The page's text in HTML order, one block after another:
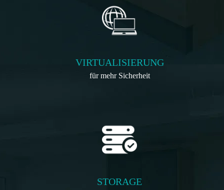
VIRTUALISIERUNG
für mehr Sicherheit
STORAGE